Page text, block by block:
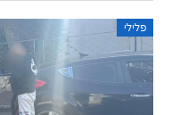
פלילי